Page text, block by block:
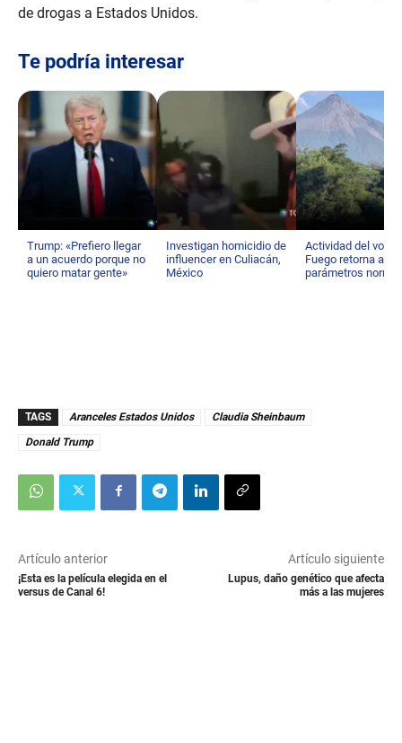
de drogas a Estados Unidos.
Te podría interesar
Trump: «Prefiero llegar
a un acuerdo porque no
quiero matar gente»
Investigan homicidio de
influencer en Culiacán,
México
Actividad del
Fuego retorna a
parámetros
TAGS Aranceles Estados Unidos
Claudia Sheinbaum
Donald Trump
Artículo anterior
¡Esta es la película elegida en el
versus de Canal 6!
Artículo siguiente
Lupus, daño genético que afecta
más a las mujeres